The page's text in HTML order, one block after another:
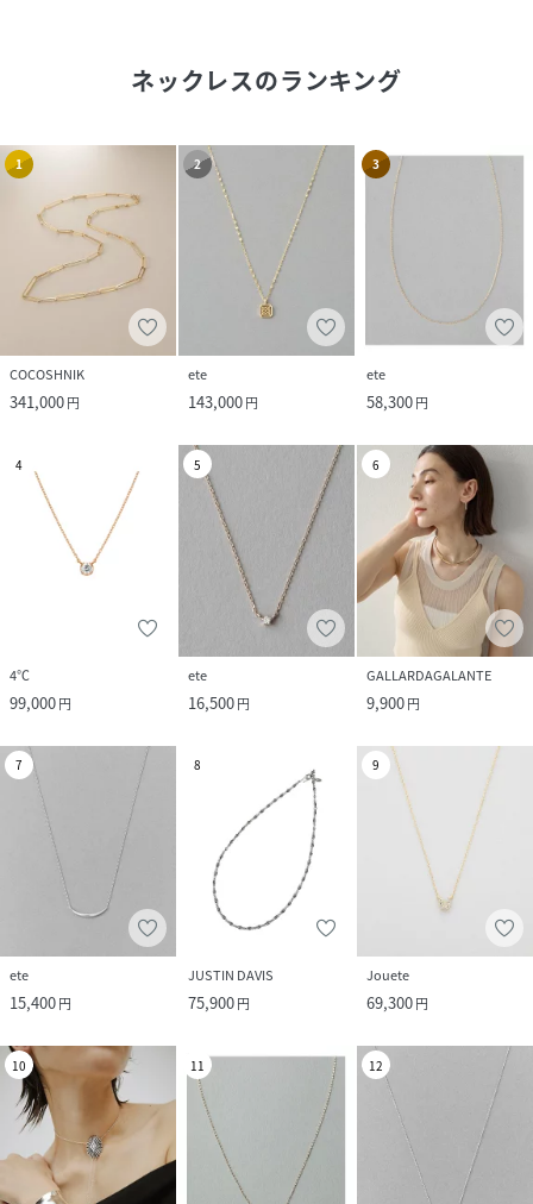
ネックレスのランキング
1
COCOSHNIK
341,000円
2
ete
143,000円
3
ete
58,300円
4
4℃
99,000円
5
ete
16,500円
6
GALLARDAGALANTE
9,900円
7
ete
15,400円
8
JUSTIN DAVIS
75,900円
9
Jouete
69,300円
10 11 12